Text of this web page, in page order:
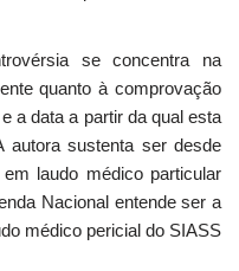
se concentra na
quanto à comprovação
a data a partir da qual esta
autora sustenta ser desde
laudo médico particular
Nacional entende ser a
médico pericial do SIASS